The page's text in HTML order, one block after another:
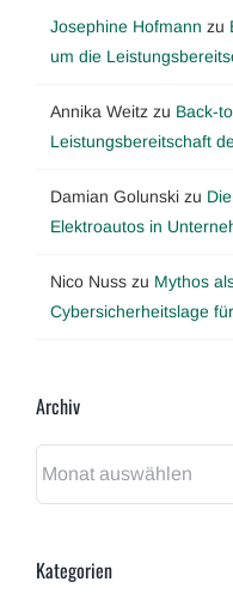
Josephine Hofmann zu
um die
Annika Weitz zu Back-
Leistungsbereitschaft
Damian Golunski zu
Elektroautos in
Nico Nuss zu Mythos
Cybersicherheitslage
Archiv
Kategorien